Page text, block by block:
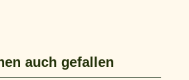
auch gefallen